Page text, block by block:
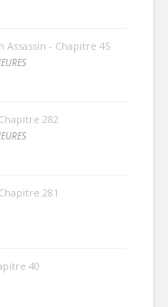
Assassin - Chapitre 45
282
281
40